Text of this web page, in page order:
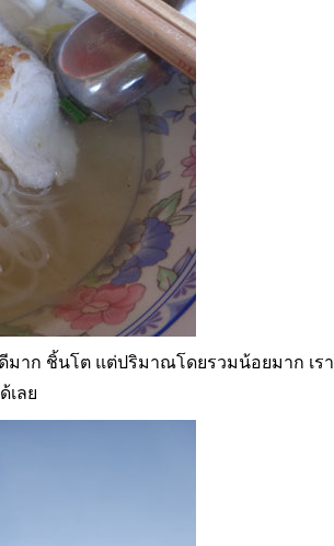
มาก ชิ้นโต แต่ปริมาณโดยรวมน้อยมาก เรา
เลย